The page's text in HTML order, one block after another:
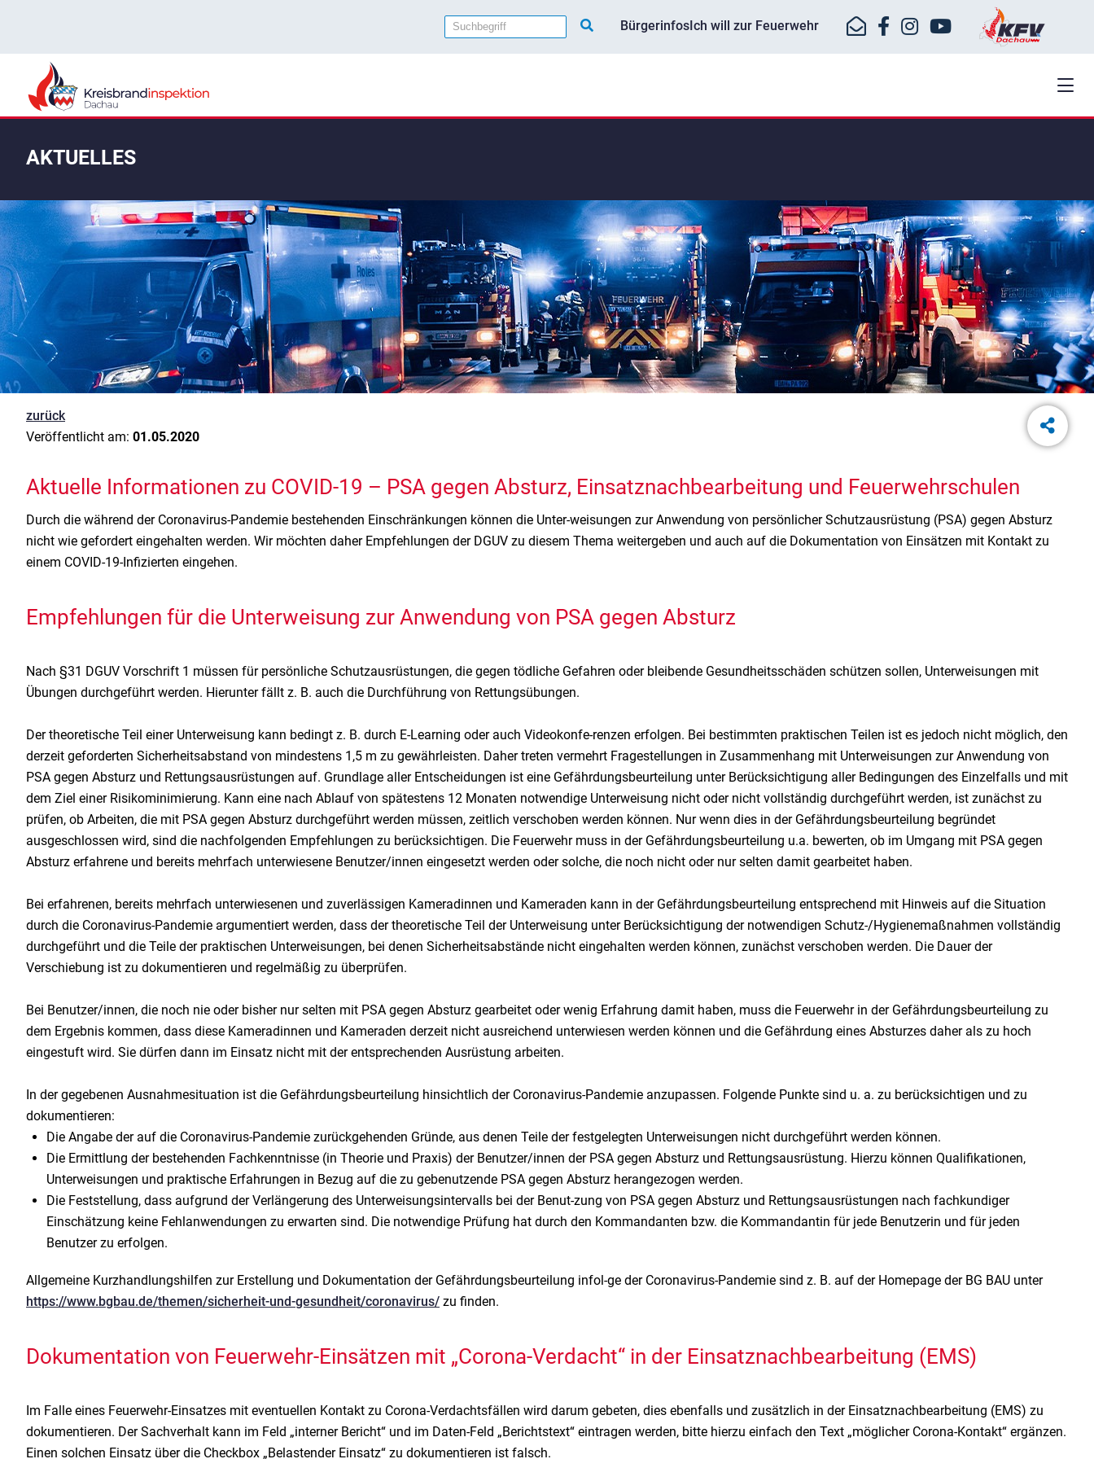
BürgerinfosIch will zur Feuerwehr
AKTUELLES
zurück
Veröffentlicht am: 01.05.2020
Aktuelle Informationen zu COVID-19 – PSA gegen Absturz, Einsatznachbearbeitung und Feuerwehrschulen
Durch die während der Coronavirus-Pandemie bestehenden Einschränkungen können die Unter-weisungen zur Anwendung von persönlicher Schutzausrüstung (PSA) gegen Absturz
nicht wie gefordert eingehalten werden. Wir möchten daher Empfehlungen der DGUV zu diesem Thema weitergeben und auch auf die Dokumentation von Einsätzen mit Kontakt zu
einem COVID-19-Infizierten eingehen.
Empfehlungen für die Unterweisung zur Anwendung von PSA gegen Absturz
Nach §31 DGUV Vorschrift 1 müssen für persönliche Schutzausrüstungen, die gegen tödliche Gefahren oder bleibende Gesundheitsschäden schützen sollen, Unterweisungen mit
Übungen durchgeführt werden. Hierunter fällt z. B. auch die Durchführung von Rettungsübungen.
Der theoretische Teil einer Unterweisung kann bedingt z. B. durch E-Learning oder auch Videokonfe-renzen erfolgen. Bei bestimmten praktischen Teilen ist es jedoch nicht möglich, den
derzeit geforderten Sicherheitsabstand von mindestens 1,5 m zu gewährleisten. Daher treten vermehrt Fragestellungen in Zusammenhang mit Unterweisungen zur Anwendung von
PSA gegen Absturz und Rettungsausrüstungen auf. Grundlage aller Entscheidungen ist eine Gefährdungsbeurteilung unter Berücksichtigung aller Bedingungen des Einzelfalls und mit
dem Ziel einer Risikominimierung. Kann eine nach Ablauf von spätestens 12 Monaten notwendige Unterweisung nicht oder nicht vollständig durchgeführt werden, ist zunächst zu
prüfen, ob Arbeiten, die mit PSA gegen Absturz durchgeführt werden müssen, zeitlich verschoben werden können. Nur wenn dies in der Gefährdungsbeurteilung begründet
ausgeschlossen wird, sind die nachfolgenden Empfehlungen zu berücksichtigen. Die Feuerwehr muss in der Gefährdungsbeurteilung u.a. bewerten, ob im Umgang mit PSA gegen
Absturz erfahrene und bereits mehrfach unterwiesene Benutzer/innen eingesetzt werden oder solche, die noch nicht oder nur selten damit gearbeitet haben.
Bei erfahrenen, bereits mehrfach unterwiesenen und zuverlässigen Kameradinnen und Kameraden kann in der Gefährdungsbeurteilung entsprechend mit Hinweis auf die Situation
durch die Coronavirus-Pandemie argumentiert werden, dass der theoretische Teil der Unterweisung unter Berücksichtigung der notwendigen Schutz-/Hygienemaßnahmen vollständig
durchgeführt und die Teile der praktischen Unterweisungen, bei denen Sicherheitsabstände nicht eingehalten werden können, zunächst verschoben werden. Die Dauer der
Verschiebung ist zu dokumentieren und regelmäßig zu überprüfen.
Bei Benutzer/innen, die noch nie oder bisher nur selten mit PSA gegen Absturz gearbeitet oder wenig Erfahrung damit haben, muss die Feuerwehr in der Gefährdungsbeurteilung zu
dem Ergebnis kommen, dass diese Kameradinnen und Kameraden derzeit nicht ausreichend unterwiesen werden können und die Gefährdung eines Absturzes daher als zu hoch
eingestuft wird. Sie dürfen dann im Einsatz nicht mit der entsprechenden Ausrüstung arbeiten.
In der gegebenen Ausnahmesituation ist die Gefährdungsbeurteilung hinsichtlich der Coronavirus-Pandemie anzupassen. Folgende Punkte sind u. a. zu berücksichtigen und zu
dokumentieren:
Die Angabe der auf die Coronavirus-Pandemie zurückgehenden Gründe, aus denen Teile der festgelegten Unterweisungen nicht durchgeführt werden können.
Die Ermittlung der bestehenden Fachkenntnisse (in Theorie und Praxis) der Benutzer/innen der PSA gegen Absturz und Rettungsausrüstung. Hierzu können Qualifikationen,
Unterweisungen und praktische Erfahrungen in Bezug auf die zu gebenutzende PSA gegen Absturz herangezogen werden.
Die Feststellung, dass aufgrund der Verlängerung des Unterweisungsintervalls bei der Benut-zung von PSA gegen Absturz und Rettungsausrüstungen nach fachkundiger
Einschätzung keine Fehlanwendungen zu erwarten sind. Die notwendige Prüfung hat durch den Kommandanten bzw. die Kommandantin für jede Benutzerin und für jeden
Benutzer zu erfolgen.
Allgemeine Kurzhandlungshilfen zur Erstellung und Dokumentation der Gefährdungsbeurteilung infol-ge der Coronavirus-Pandemie sind z. B. auf der Homepage der BG BAU unter
https://www.bgbau.de/themen/sicherheit-und-gesundheit/coronavirus/ zu finden.
Dokumentation von Feuerwehr-Einsätzen mit „Corona-Verdacht“ in der Einsatznachbearbeitung (EMS)
Im Falle eines Feuerwehr-Einsatzes mit eventuellen Kontakt zu Corona-Verdachtsfällen wird darum gebeten, dies ebenfalls und zusätzlich in der Einsatznachbearbeitung (EMS) zu
dokumentieren. Der Sachverhalt kann im Feld „interner Bericht“ und im Daten-Feld „Berichtstext“ eintragen werden, bitte hierzu einfach den Text „möglicher Corona-Kontakt“ ergänzen.
Einen solchen Einsatz über die Checkbox „Belastender Einsatz“ zu dokumentieren ist falsch.